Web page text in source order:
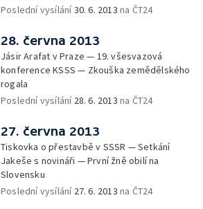
Poslední vysílání30. 6. 2013 na ČT24
28. června 2013
Jásir Arafat v Praze — 19. všesvazová
konference KSSS — Zkouška zemědělského
rogala
Poslední vysílání 28. 6. 2013 na ČT24
27. června 2013
Tiskovka o přestavbě v SSSR — Setkání
Jakeše s novináři — První žně obilí na
Slovensku
Poslední vysílání 27. 6. 2013 na ČT24